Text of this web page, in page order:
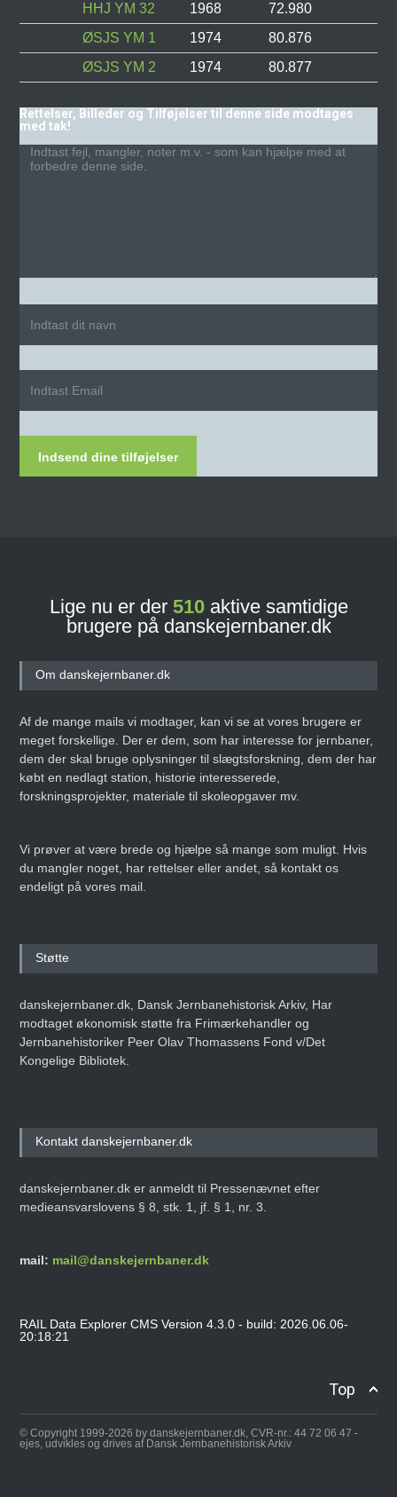
HHJ YM 32
1968
72.980
ØSJS YM 1
1974
80.876
ØSJS YM 2
1974 80.877
Rettelser, Billeder og Tilføjelser til denne side modtages
med tak!
Indsend dine tilføjelser
Lige nu er der 510aktive samtidige
brugere på danskejernbaner.dk
Om danskejernbaner.dk
Af de mange mails vi modtager, kan vi se at vores brugere er
meget forskellige. Der er dem, som har interesse for jernbaner,
dem der skal bruge oplysninger til slægtsforskning, dem der har
købt en nedlagt station, historie interesserede,
forskningsprojekter, materiale til skoleopgaver mv.
Vi prøver at være brede og hjælpe så mange som muligt. Hvis
du mangler noget, har rettelser eller andet, så kontakt os
endeligt på vores mail.
Støtte
danskejernbaner.dk, Dansk Jernbanehistorisk Arkiv, Har
modtaget økonomisk støtte fra Frimærkehandler og
Jernbanehistoriker Peer Olav Thomassens Fond v/Det
Kongelige Bibliotek.
Kontakt danskejernbaner.dk
danskejernbaner.dk er anmeldt til Pressenævnet efter
medieansvarslovens § 8, stk. 1, jf. § 1, nr. 3.
mail: mail@danskejernbaner.dk
RAIL Data Explorer CMS Version 4.3.0 - build: 2026.06.06-
20:18:21
Top
© Copyright 1999-2026 by danskejernbaner.dk, CVR-nr.: 44 72 06 47 -
ejes, udvikles og drives af Dansk Jernbanehistorisk Arkiv